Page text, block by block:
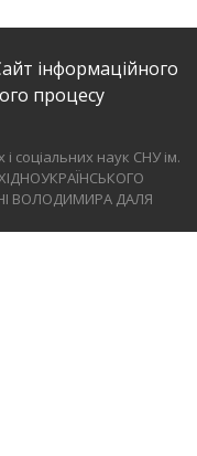
інформаційного
процесу
соціальних наук СНУ ім.
ВОЛОДИМИРА ДАЛЯ